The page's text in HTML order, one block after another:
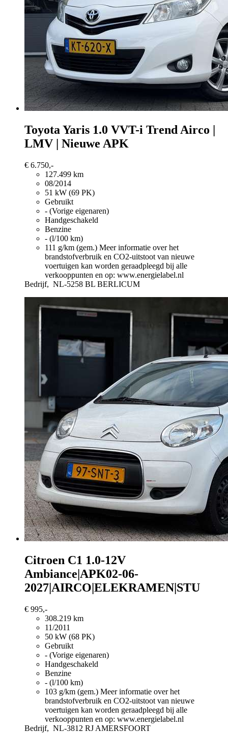
Toyota Yaris 1.0 VVT-i Trend Airco |
LMV | Nieuwe APK
€ 6.750,-
127.499 km
08/2014
51 kW (69 PK)
Gebruikt
- (Vorige eigenaren)
Handgeschakeld
Benzine
- (l/100 km)
111 g/km (gem.) Meer informatie over het
brandstofverbruik en CO2-uitstoot van nieuwe
voertuigen kan worden geraadpleegd bij alle
verkooppunten en op: www.energielabel.nl
Bedrijf, NL-5258 BL BERLICUM
Citroen C1 1.0-12V
Ambiance|APK02-06-
2027|AIRCO|ELEKRAMEN|STU
€ 995,-
308.219 km
11/2011
50 kW (68 PK)
Gebruikt
- (Vorige eigenaren)
Handgeschakeld
Benzine
- (l/100 km)
103 g/km (gem.) Meer informatie over het
brandstofverbruik en CO2-uitstoot van nieuwe
voertuigen kan worden geraadpleegd bij alle
verkooppunten en op: www.energielabel.nl
Bedrijf, NL-3812 RJ AMERSFOORT